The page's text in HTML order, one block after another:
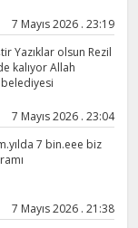
7 Mayıs 2026 . 23:19
Yazıklar olsun Rezil
kalıyor Allah
7 Mayıs 2026 . 23:04
7 bin.eee biz
7 Mayıs 2026 . 21:38